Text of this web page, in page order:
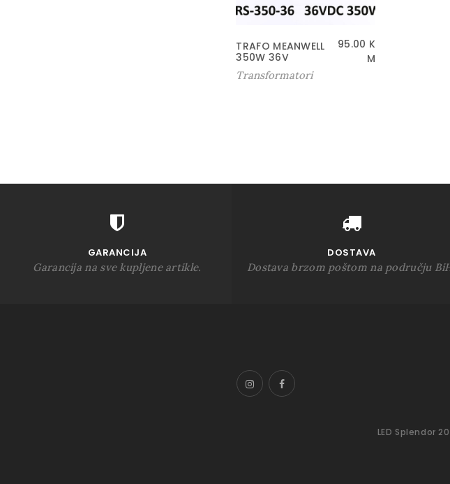
TRAFO MEANWELL
350W 36V
95.00 K
M
Transformatori
GARANCIJA
Garancija na sve kupljene artikle.
DOSTAVA
Dostava brzom poštom na području
LED Splendor